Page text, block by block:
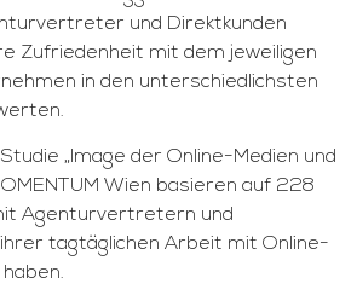
und Direktkunden
Zufriedenheit mit dem jeweiligen
in den unterschiedlichsten
„Image der Online-Medien und
Wien basieren auf 228
Agenturvertretern und
ihrer tagtäglichen Arbeit mit Online-